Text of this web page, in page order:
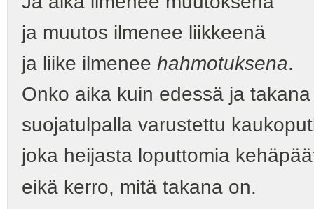
ja muutos ilmenee liikkeenä
ja liike ilmenee hahmotuksena.
Onko aika kuin edessä ja
suojatulpalla varustettu
joka heijasta loputtomia
eikä kerro, mitä takana on.